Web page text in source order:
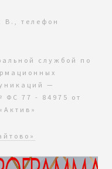
В., телефон
службой по
—
ФС 77 - 84975 от